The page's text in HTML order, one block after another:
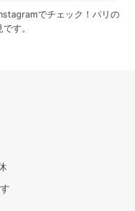
でチェック！パリの
す。